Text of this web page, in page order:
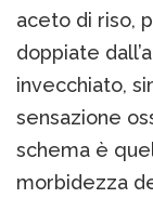
aceto di riso,
doppiate
invecchiato,
sensazione
schema è
morbidezza